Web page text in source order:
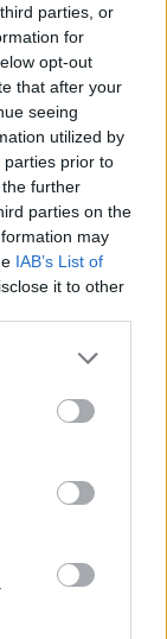
parties, or
for
opt-out
that after your
seeing
utilized by
parties prior to
further
parties on the
may
IAB’s List of
it to other
more Google
may click to
party tags to
below Google
éves
élelmiszerek ára
Szólj hozzá!
EGY SOR
A HÉTVÉGÉN